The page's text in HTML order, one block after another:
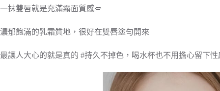
一抹雙唇就是充滿霧面質感💋
濃郁飽滿的乳霜質地，很好在雙唇塗勻開來
最讓人大心的就是真的 #持久不掉色，喝水杯也不用擔心留下